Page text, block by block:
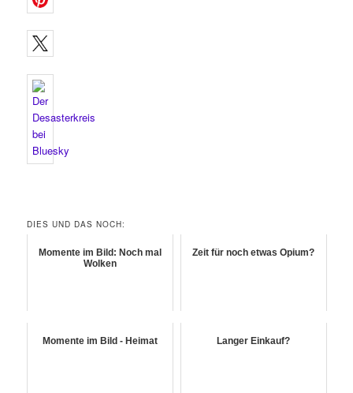
DIES UND DAS NOCH:
Momente im Bild: Noch mal
Wolken
Zeit für noch etwas Opium?
Momente im Bild - Heimat Langer Einkauf?